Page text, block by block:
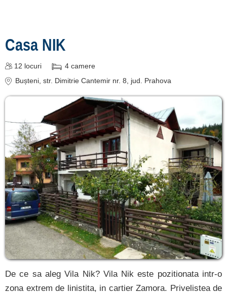
Casa NIK
12 locuri 4 camere
Bușteni, str. Dimitrie Cantemir nr. 8, jud. Prahova
De ce sa aleg Vila Nik? Vila Nik este pozitionata intr-o
zona extrem de linistita, in cartier Zamora. Privelistea de